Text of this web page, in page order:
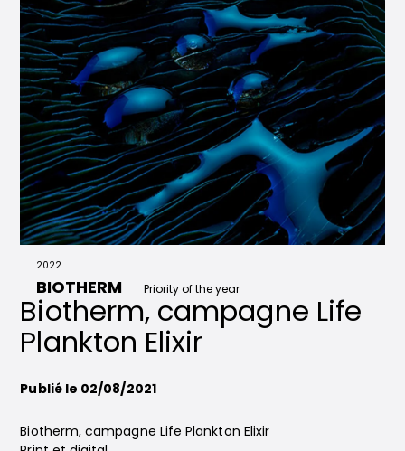
2022
BIOTHERM Priority of the year
Biotherm, campagne Life
Plankton Elixir
Publié le 02/08/2021
Biotherm, campagne Life Plankton Elixir